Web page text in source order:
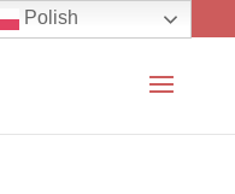
info@guto.eu
Polish